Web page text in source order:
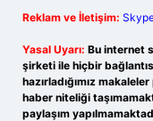
Reklam ve İletişim:
Yasal Uyarı: Bu internet
şirketi ile hiçbir
hazırladığımız
haber niteliği
paylaşım